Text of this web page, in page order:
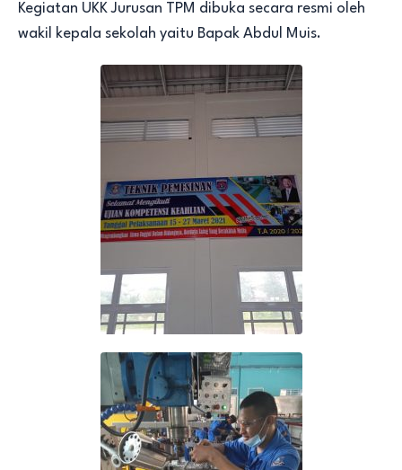
Kegiatan UKK Jurusan TPM dibuka secara resmi oleh
wakil kepala sekolah yaitu Bapak Abdul Muis.